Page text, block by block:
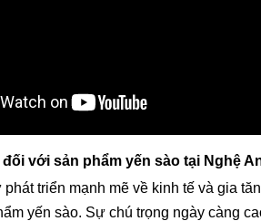
với sản phẩm yến sào tại Nghệ
triển mạnh mẽ về kinh tế và gia
yến sào. Sự chú trọng ngày càng